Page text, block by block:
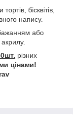
бісквітів,
напису.
або
різних
цінами!